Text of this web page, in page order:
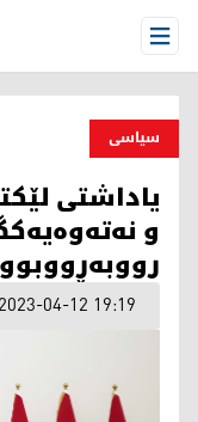
Open Menu
سیاسی
یاداشتی
و
2023-04-12 19:19